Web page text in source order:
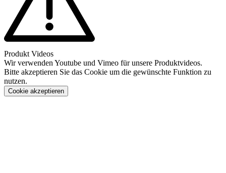
Produkt Videos
Wir verwenden Youtube und Vimeo für unsere Produktvideos.
Bitte akzeptieren Sie das Cookie um die gewünschte Funktion zu
nutzen.
Cookie akzeptieren